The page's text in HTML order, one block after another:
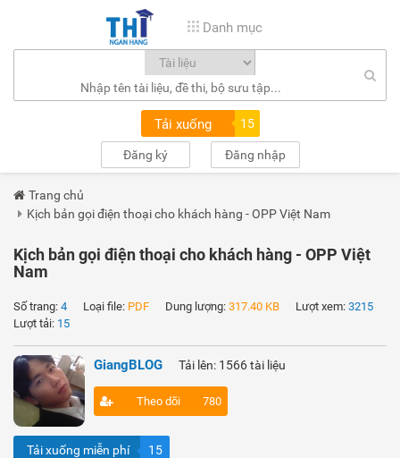
Danh mục
Tải xuống 15
Đăng ký Đăng nhập
Trang chủ
Kịch bản gọi điện thoại cho khách hàng - OPP Việt Nam
Kịch bản gọi điện thoại cho khách hàng - OPP Việt
Nam
Số trang: 4 Loại file: PDF Dung lượng: 317.40 KB Lượt xem: 3215
Lượt tải: 15
GiangBLOG Tải lên: 1566 tài liệu
Theo dõi 780
Tải xuống miễn phí 15